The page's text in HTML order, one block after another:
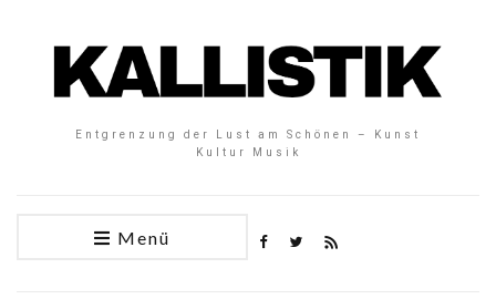
Entgrenzung der Lust am Schönen – Kunst
Kultur Musik
Menü